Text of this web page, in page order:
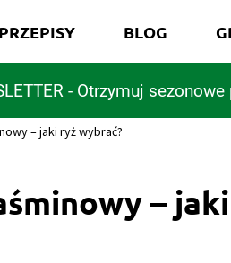
- Otrzymuj
PRZEPISY BLOG
– jaki ryż wybrać?
–